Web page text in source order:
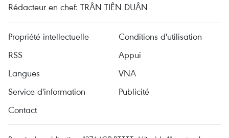
Rédacteur en chef: TRÂN TIÊN DUÂN
Propriété intellectuelle
Conditions d'utilisation
RSS
Appui
Langues
VNA
Service d'information
Publicité
Contact